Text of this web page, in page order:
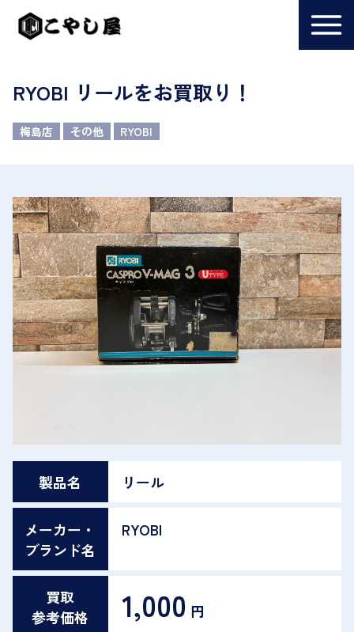
RYOBI リールをお買取り！
梅島店 その他 RYOBI
製品名 リール
メーカー・
ブランド名
RYOBI
買取
参考価格
1,000 円